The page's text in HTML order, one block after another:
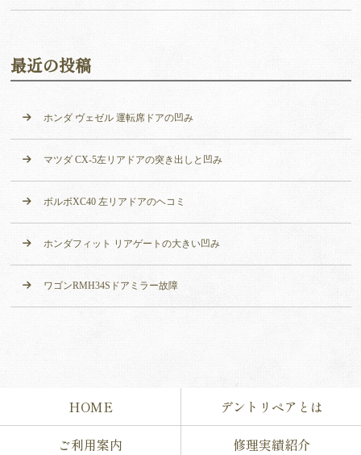
最近の投稿
ホンダ ヴェゼル 運転席ドアの凹み
マツダ CX-5左リアドアの突き出しと凹み
ボルボXC40 左リアドアのヘコミ
ホンダフィット リアゲートの大きい凹み
ワゴンRMH34Sドアミラー故障
HOME
デントリペアとは
ご利用案内
修理実績紹介